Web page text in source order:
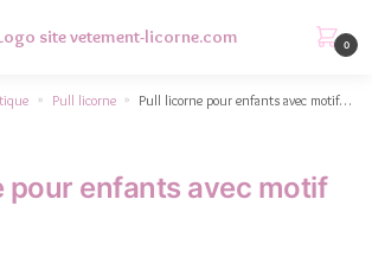
0
» Pull licorne » Pull licorne pour enfants avec motif dab
pour enfants avec motif